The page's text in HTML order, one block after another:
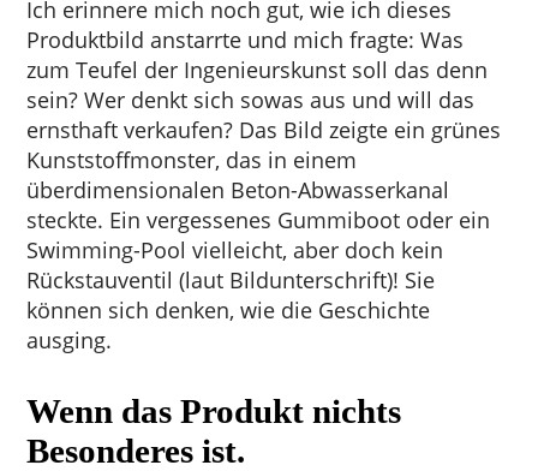
Ich erinnere mich noch gut, wie ich dieses
Produktbild anstarrte und mich fragte: Was
zum Teufel der Ingenieurskunst soll das denn
sein? Wer denkt sich sowas aus und will das
ernsthaft verkaufen? Das Bild zeigte ein grünes
Kunststoffmonster, das in einem
überdimensionalen Beton-Abwasserkanal
steckte. Ein vergessenes Gummiboot oder ein
Swimming-Pool vielleicht, aber doch kein
Rückstauventil (laut Bildunterschrift)! Sie
können sich denken, wie die Geschichte
ausging.
Wenn das Produkt nichts
Besonderes ist.